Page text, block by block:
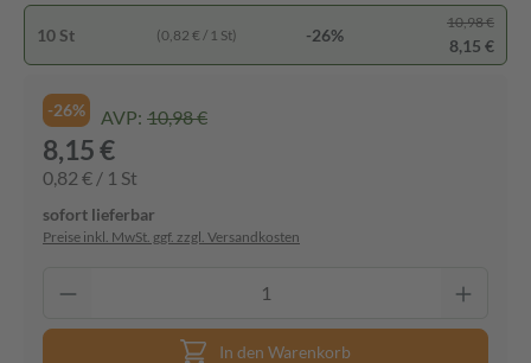
10 St (0,82 € / 1 St) -26%
10,98 €
8,15 €
-26% AVP: 10,98 €
8,15 €
0,82 € / 1 St
sofort lieferbar
Preise inkl. MwSt. ggf. zzgl. Versandkosten
In den Warenkorb